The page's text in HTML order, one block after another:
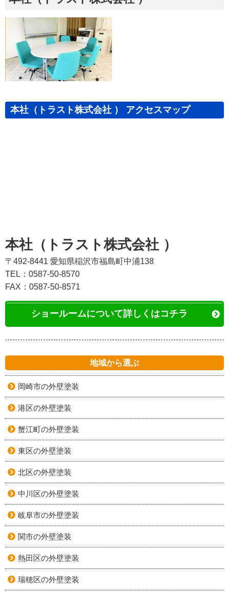
本社（トラスト株式会社 ） アクセスマップ
本社（トラスト株式会社 ）
〒492-8441 愛知県稲沢市福島町中浦138
TEL：0587-50-8570
FAX：0587-50-8571
ショールームについて詳しくはコチラ
地域から選ぶ
岡崎市の外壁塗装
港区の外壁塗装
蟹江町の外壁塗装
東区の外壁塗装
北区の外壁塗装
中川区の外壁塗装
岐阜市の外壁塗装
関市の外壁塗装
熱田区の外壁塗装
瑞穂区の外壁塗装